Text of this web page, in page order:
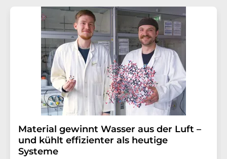
Material gewinnt Wasser aus der Luft –
und kühlt effizienter als heutige
Systeme